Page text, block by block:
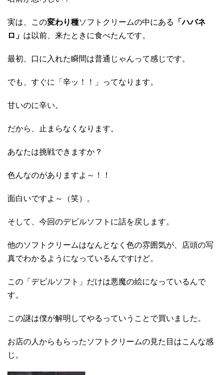
実は、この変わり種ソフトクリームの中にある
「ハバネ
ロ」 は以前、来たときに食べたんです。
最初、口に入れた瞬間は普通じゃんって感じです。
でも、すぐに「辛ッ！！」ってなります。
甘いのに辛い。
だから、止まらなくなります。
あなたは挑戦できますか？
色んなのがありますよ～！！
面白いですよ～（笑）。
そして、今回のデビルソフトに話を戻します。
他のソフトクリームはなんとなく色の雰囲気が、店頭の写
真でわかるようになっているんですけど。
この「デビルソフト」だけは悪魔の絵になっているんで
す。
この謎は僕が解明してやるっていうことで買いました。
お店の人からもらったソフトクリームの見た目はこんな感
じ。